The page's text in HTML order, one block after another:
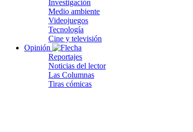
Investigación
Medio ambiente
Videojuegos
Tecnología
Cine y televisión
Opinión
Reportajes
Noticias del lector
Las Columnas
Tiras cómicas